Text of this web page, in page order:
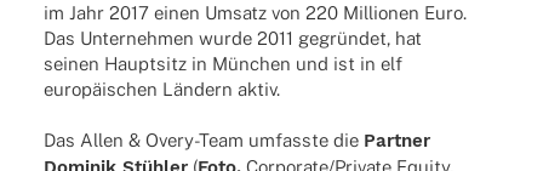
im Jahr 2017 einen Umsatz von 220 Millio­nen Euro.
Das Unter­neh­men wurde 2011 gegrün­det, hat
seinen Haupt­sitz in München und ist in elf
euro­päi­schen Ländern aktiv.
Das Allen & Overy-Team umfasste die Part­ner
(
Corporate/Private Equity,